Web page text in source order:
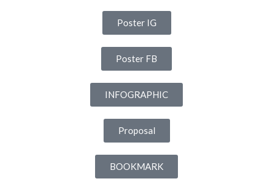
Poster IG
Poster FB
INFOGRAPHIC
Proposal
BOOKMARK